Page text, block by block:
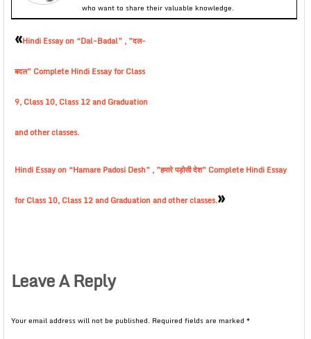
who want to share their valuable knowledge.
«Hindi Essay on “Dal-Badal” , ”दल-
बदल” Complete Hindi Essay for Class
9, Class 10, Class 12 and Graduation
and other classes.
Hindi Essay on “Hamare Padosi Desh” , ”हमारे पड़ोसी देश” Complete Hindi Essay
for Class 10, Class 12 and Graduation and other classes.»
Leave A Reply
Your email address will not be published. Required fields are marked *